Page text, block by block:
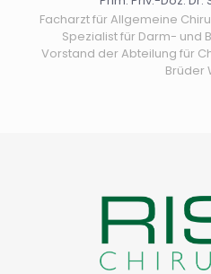
Facharzt für Allgemeine
Spezialist für Darm- und
Vorstand der Abteilung für
Brüder